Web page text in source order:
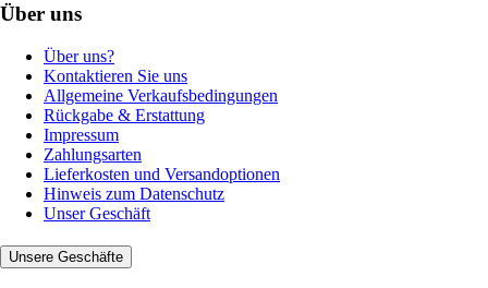
Über uns
Über uns?
Kontaktieren Sie uns
Allgemeine Verkaufsbedingungen
Rückgabe & Erstattung
Impressum
Zahlungsarten
Lieferkosten und Versandoptionen
Hinweis zum Datenschutz
Unser Geschäft
Unsere Geschäfte